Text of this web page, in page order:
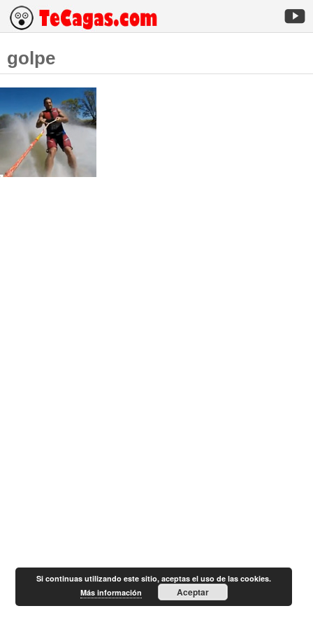
golpe
Si continuas utilizando este sitio, aceptas el uso de las cookies.
Más información
Aceptar